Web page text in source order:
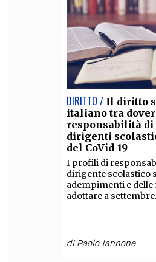
DIRITTO / Il diritto
italiano tra
responsabilità di
dirigenti
del CoVid-19
I profili di
dirigente scolastico
adempimenti e delle
adottare a settembre.
diPaolo Iannone